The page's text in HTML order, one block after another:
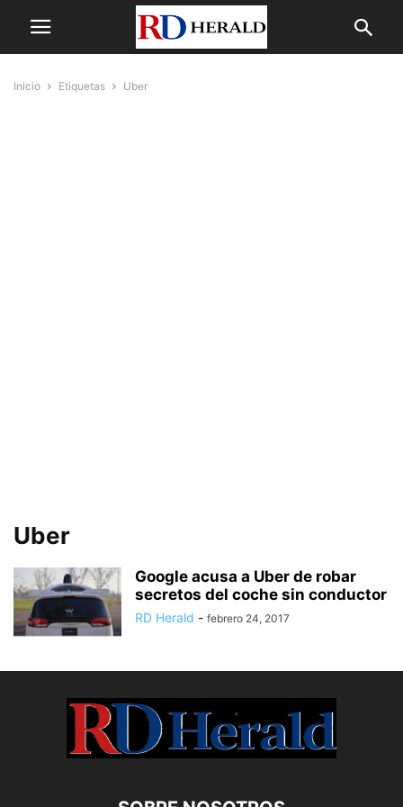
Inicio Etiquetas Uber
Uber
Google acusa a Uber de robar
secretos del coche sin conductor
RD Herald - febrero 24, 2017